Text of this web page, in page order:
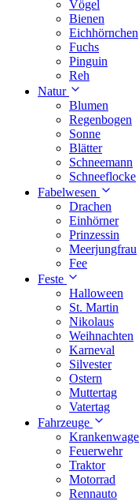
Vögel
Bienen
Eichhörnchen
Fuchs
Pinguin
Reh
Natur
Blumen
Regenbogen
Sonne
Blätter
Schneemann
Schneeflocke
Fabelwesen
Drachen
Einhörner
Prinzessin
Meerjungfrau
Fee
Feste
Halloween
St. Martin
Nikolaus
Weihnachten
Karneval
Silvester
Ostern
Muttertag
Vatertag
Fahrzeuge
Feuerwehr
Traktor
Motorrad
Rennauto